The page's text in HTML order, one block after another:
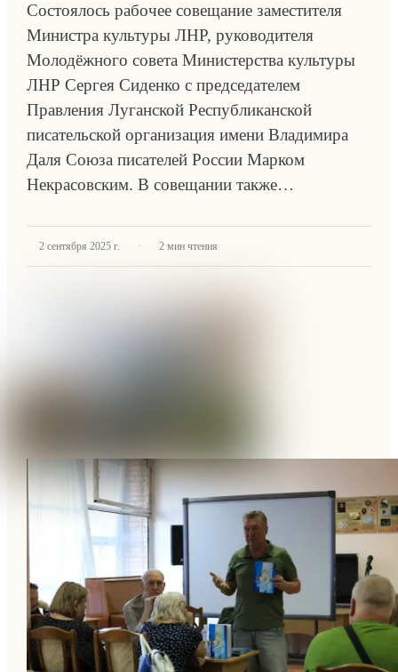
Состоялось рабочее совещание заместителя
Министра культуры ЛНР, руководителя
Молодёжного совета Министерства культуры
ЛНР Сергея Сиденко с председателем
Правления Луганской Республиканской
писательской организация имени Владимира
Даля Союза писателей России Марком
Некрасовским. В совещании также…
2 сентября 2025 г. · 2 мин чтения